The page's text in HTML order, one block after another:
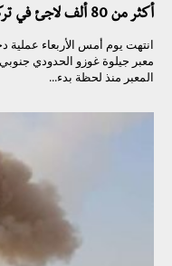
أكثر من 80 ألف لاجئ في تركيا يعودون إلى سوريا لقضاء عطلة العيد
انتهت يوم أمس الأربعاء
معبر جيلوة غوزو الحدودي
المعبر منذ لحظة بدء...